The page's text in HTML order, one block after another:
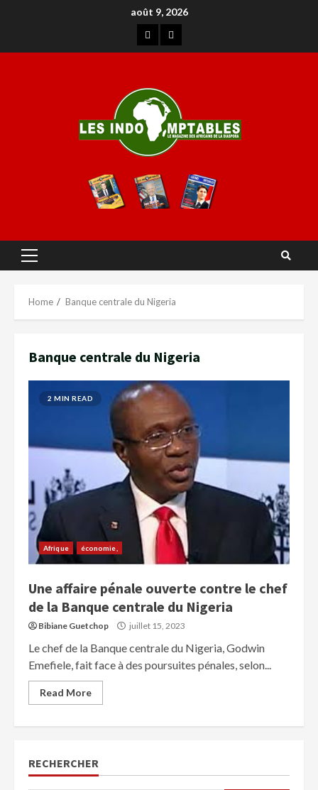
août 9, 2026
Home Banque centrale du Nigeria
Banque centrale du Nigeria
2 MIN READ
Afrique économie,
Une affaire pénale ouverte contre le chef
de la Banque centrale du Nigeria
Bibiane Guetchop juillet 15, 2023
Le chef de la Banque centrale du Nigeria, Godwin
Emefiele, fait face à des poursuites pénales, selon...
Read More
RECHERCHER